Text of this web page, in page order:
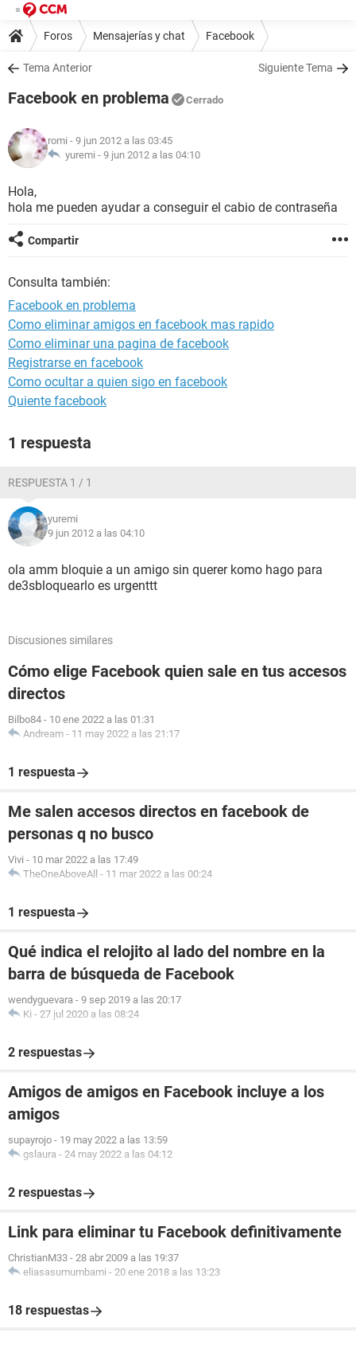
Foros Mensajerías y chat Facebook
Tema Anterior Siguiente Tema
Facebook en problema Cerrado
romi - 9 jun 2012 a las 03:45
yuremi - 9 jun 2012 a las 04:10
Hola,
hola me pueden ayudar a conseguir el cabio de contraseña
Compartir
Consulta también:
Facebook en problema
Como eliminar amigos en facebook mas rapido
Como eliminar una pagina de facebook
Registrarse en facebook
Como ocultar a quien sigo en facebook
Quiente facebook
1 respuesta
RESPUESTA 1 / 1
yuremi
9 jun 2012 a las 04:10
ola amm bloquie a un amigo sin querer komo hago para
de3sbloquearlo es urgenttt
Discusiones similares
Cómo elige Facebook quien sale en tus accesos
directos
Bilbo84 - 10 ene 2022 a las 01:31
Andream - 11 may 2022 a las 21:17
1 respuesta
Me salen accesos directos en facebook de
personas q no busco
Vivi - 10 mar 2022 a las 17:49
TheOneAboveAll - 11 mar 2022 a las 00:24
1 respuesta
Qué indica el relojito al lado del nombre en la
barra de búsqueda de Facebook
wendyguevara - 9 sep 2019 a las 20:17
Ki - 27 jul 2020 a las 08:24
2 respuestas
Amigos de amigos en Facebook incluye a los
amigos
supayrojo - 19 may 2022 a las 13:59
gslaura - 24 may 2022 a las 04:12
2 respuestas
Link para eliminar tu Facebook definitivamente
ChristianM33 - 28 abr 2009 a las 19:37
eliasasumumbami - 20 ene 2018 a las 13:23
18 respuestas